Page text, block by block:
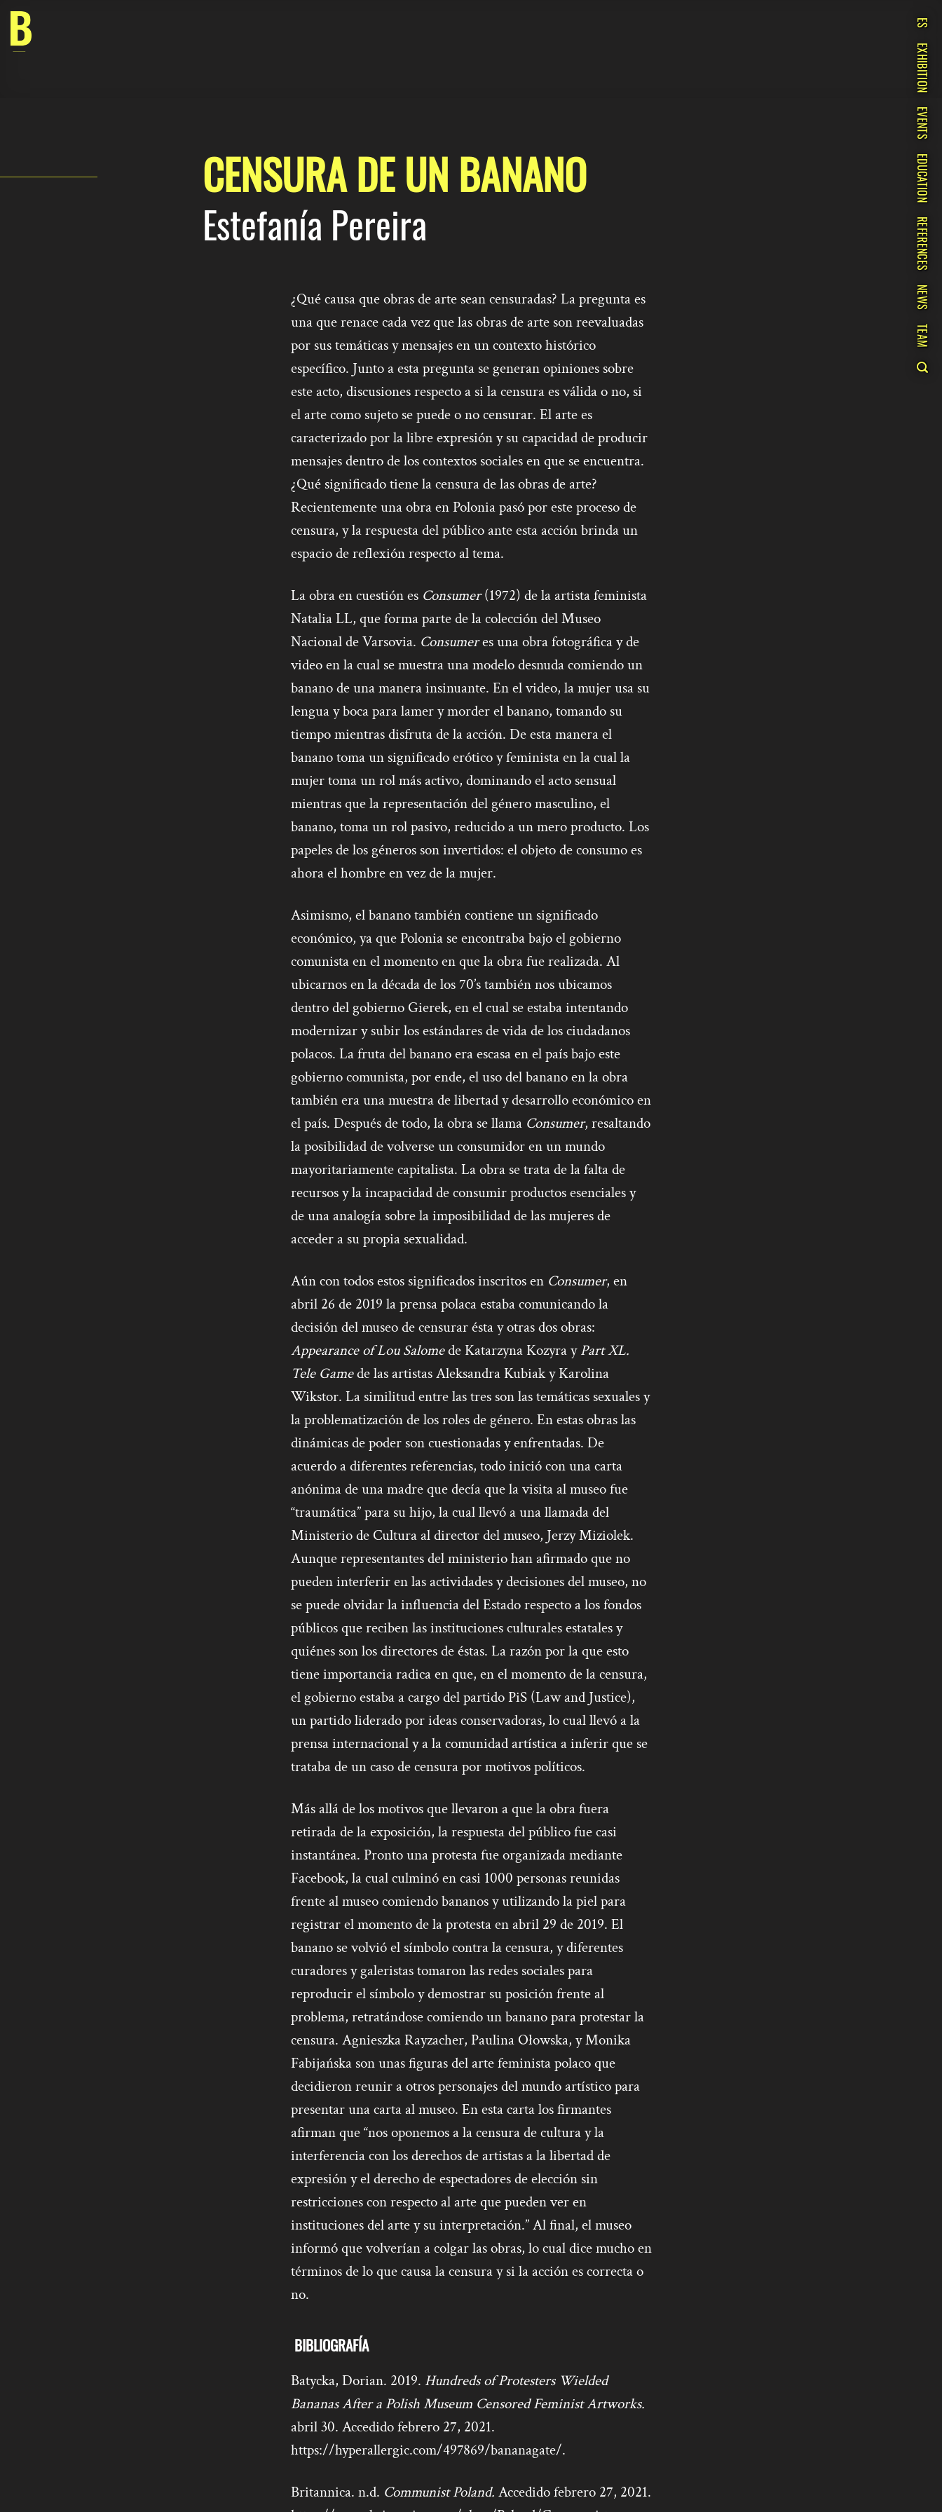
Skip
content
ES
EXHIBITION
EVENTS
EDUCATION
REFERENCES
NEWS
TEAM
CENSURA DE UN BANANO
Estefanía Pereira
¿Qué causa que obras de arte sean censuradas? La pregunta es
una que renace cada vez que las obras de arte son reevaluadas
por sus temáticas y mensajes en un contexto histórico
específico. Junto a esta pregunta se generan opiniones sobre
este acto, discusiones respecto a si la censura es válida o no, si
el arte como sujeto se puede o no censurar. El arte es
caracterizado por la libre expresión y su capacidad de producir
mensajes dentro de los contextos sociales en que se encuentra.
¿Qué significado tiene la censura de las obras de arte?
Recientemente una obra en Polonia pasó por este proceso de
censura, y la respuesta del público ante esta acción brinda un
espacio de reflexión respecto al tema.
La obra en cuestión es Consumer(1972) de la artista feminista
Natalia LL, que forma parte de la colección del Museo
Nacional de Varsovia. Consumeres una obra fotográfica y de
video en la cual se muestra una modelo desnuda comiendo un
banano de una manera insinuante. En el video, la mujer usa su
lengua y boca para lamer y morder el banano, tomando su
tiempo mientras disfruta de la acción. De esta manera el
banano toma un significado erótico y feminista en la cual la
mujer toma un rol más activo, dominando el acto sensual
mientras que la representación del género masculino, el
banano, toma un rol pasivo, reducido a un mero producto. Los
papeles de los géneros son invertidos: el objeto de consumo es
ahora el hombre en vez de la mujer.
Asimismo, el banano también contiene un significado
económico, ya que Polonia se encontraba bajo el gobierno
comunista en el momento en que la obra fue realizada. Al
ubicarnos en la década de los 70’s también nos ubicamos
dentro del gobierno Gierek, en el cual se estaba intentando
modernizar y subir los estándares de vida de los ciudadanos
polacos. La fruta del banano era escasa en el país bajo este
gobierno comunista, por ende, el uso del banano en la obra
también era una muestra de libertad y desarrollo económico en
el país. Después de todo, la obra se llama Consumer, resaltando
la posibilidad de volverse un consumidor en un mundo
mayoritariamente capitalista. La obra se trata de la falta de
recursos y la incapacidad de consumir productos esenciales y
de una analogía sobre la imposibilidad de las mujeres de
acceder a su propia sexualidad.
Aún con todos estos significados inscritos en Consumer, en
abril 26 de 2019 la prensa polaca estaba comunicando la
decisión del museo de censurar ésta y otras dos obras:
Appearance of Lou Salomede Katarzyna Kozyra yPart XL.
Tele Gamede las artistas Aleksandra Kubiak y Karolina
Wikstor. La similitud entre las tres son las temáticas sexuales y
la problematización de los roles de género. En estas obras las
dinámicas de poder son cuestionadas y enfrentadas. De
acuerdo a diferentes referencias, todo inició con una carta
anónima de una madre que decía que la visita al museo fue
“traumática” para su hijo, la cual llevó a una llamada del
Ministerio de Cultura al director del museo, Jerzy Miziolek.
Aunque representantes del ministerio han afirmado que no
pueden interferir en las actividades y decisiones del museo, no
se puede olvidar la influencia del Estado respecto a los fondos
públicos que reciben las instituciones culturales estatales y
quiénes son los directores de éstas. La razón por la que esto
tiene importancia radica en que, en el momento de la censura,
el gobierno estaba a cargo del partido PiS (Law and Justice),
un partido liderado por ideas conservadoras, lo cual llevó a la
prensa internacional y a la comunidad artística a inferir que se
trataba de un caso de censura por motivos políticos.
Más allá de los motivos que llevaron a que la obra fuera
retirada de la exposición, la respuesta del público fue casi
instantánea. Pronto una protesta fue organizada mediante
Facebook, la cual culminó en casi 1000 personas reunidas
frente al museo comiendo bananos y utilizando la piel para
registrar el momento de la protesta en abril 29 de 2019. El
banano se volvió el símbolo contra la censura, y diferentes
curadores y galeristas tomaron las redes sociales para
reproducir el símbolo y demostrar su posición frente al
problema, retratándose comiendo un banano para protestar la
censura. Agnieszka Rayzacher, Paulina Ołowska, y Monika
Fabijańska son unas figuras del arte feminista polaco que
decidieron reunir a otros personajes del mundo artístico para
presentar una carta al museo. En esta carta los firmantes
afirman que “nos oponemos a la censura de cultura y la
interferencia con los derechos de artistas a la libertad de
expresión y el derecho de espectadores de elección sin
restricciones con respecto al arte que pueden ver en
instituciones del arte y su interpretación.”Al final, el museo
informó que volverían a colgar las obras, lo cual dice mucho en
términos de lo que causa la censura y si la acción es correcta o
no.
BIBLIOGRAFÍA
Batycka, Dorian. 2019. Hundreds of Protesters Wielded
Bananas After a Polish Museum Censored Feminist Artworks.
abril 30. Accedido febrero 27, 2021.
https://hyperallergic.com/497869/bananagate/.
Britannica. n.d. Communist Poland. Accedido febrero 27, 2021.